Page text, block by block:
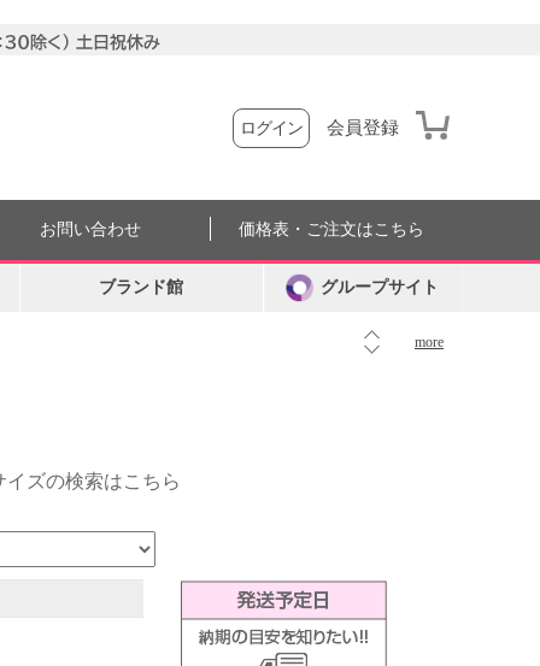
ログイン 会員登録
more
お問い合わせ 価格表・ご注文はこちら
ブランド館 グループサイト
ズの検索はこちら